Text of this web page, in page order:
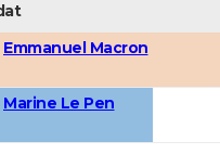
Emmanuel Macron
Marine Le Pen